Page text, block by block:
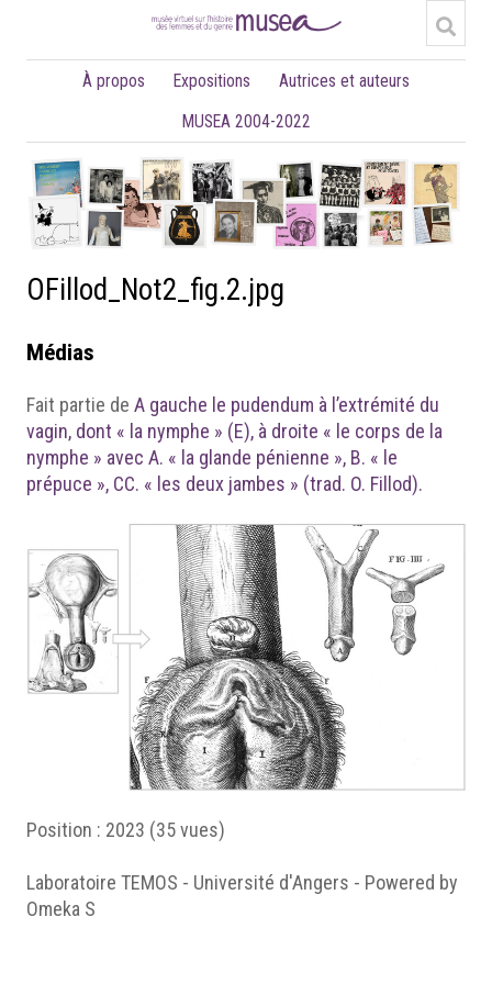
À propos Expositions
Autrices et auteurs
MUSEA 2004-2022
OFillod_Not2_fig.2.jpg
Médias
Fait partie de A gauche le pudendum à l’extrémité du
vagin, dont « la nymphe » (E), à droite « le corps de la
nymphe » avec A. « la glande pénienne », B. « le
prépuce », CC. « les deux jambes » (trad. O. Fillod).
Position : 2023 (35vues)
Laboratoire TEMOS - Université d'Angers - Powered by
Omeka S